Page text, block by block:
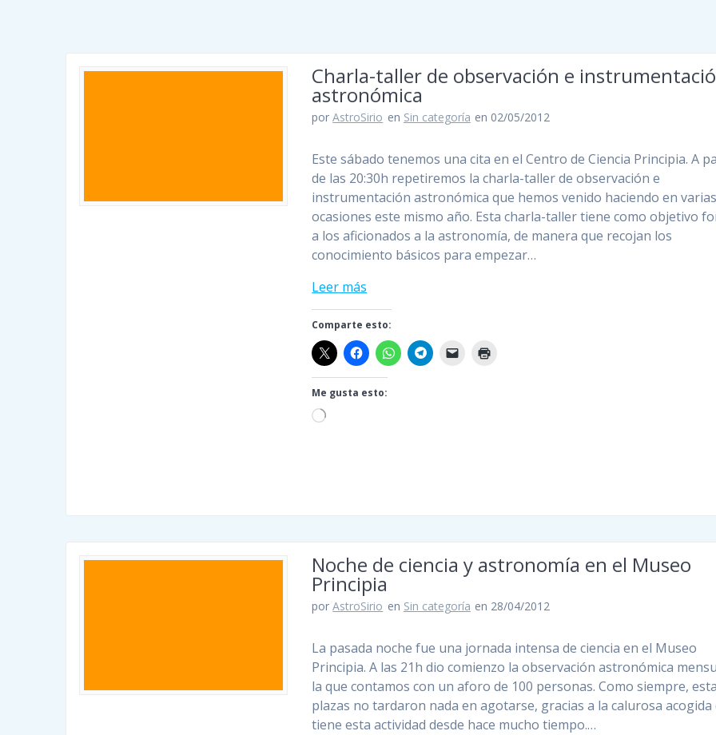
Charla-taller de observación e
astronómica
porAstroSirio en Sin categoría en 02/05/2012
Este sábado tenemos una cita en el Centro de Ciencia Principia. A
de las 20:30h repetiremos la charla-taller de observación e
instrumentación astronómica que hemos venido haciendo en varias
ocasiones este mismo año. Esta charla-taller tiene como objetivo
a los aficionados a la astronomía, de manera que recojan los
conocimiento básicos para empezar…
Leer más
Comparte esto:
Me gusta esto:
Cargando...
Noche de ciencia y astronomía en el Museo
Principia
porAstroSirio en Sin categoría en 28/04/2012
La pasada noche fue una jornada intensa de ciencia en el Museo
Principia. A las 21h dio comienzo la observación astronómica
la que contamos con un aforo de 100 personas. Como siempre,
plazas no tardaron nada en agotarse, gracias a la calurosa acogida
tiene esta actividad desde hace mucho tiempo.…